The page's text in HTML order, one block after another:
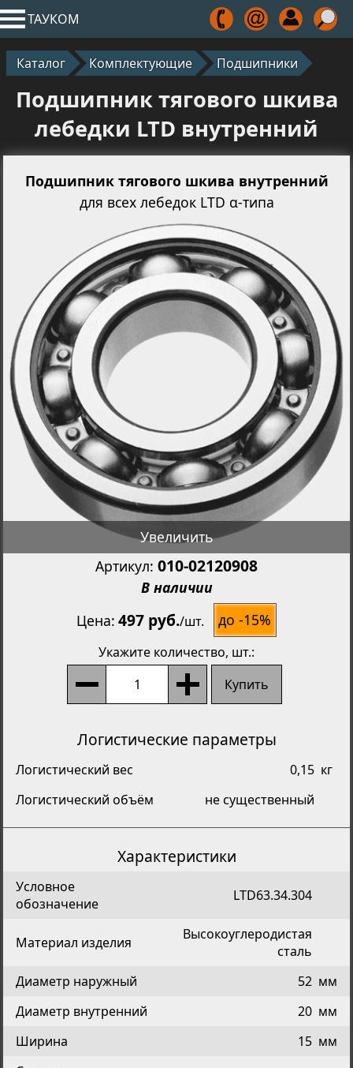
ТАУКОМ
Каталог Комплектующие Подшипники
Подшипник тягового шкива
лебедки LTD внутренний
Подшипник тягового шкива внутренний
для всех лебедок LTD α-типа
Увеличить
Артикул: 010-02120908
В наличии
Цена 497 руб./шт. до -15%
Укажите количество, шт.:
Купить
Логистические параметры
Логистический вес 0,15 кг
Логистический объём
не существенный
Характеристики
Условное
обозначение
LTD63.34.304
Материал изделия
Высокоуглеродистая
сталь
Диаметр наружный
52 мм
Диаметр внутренний
20 мм
Ширина
15 мм